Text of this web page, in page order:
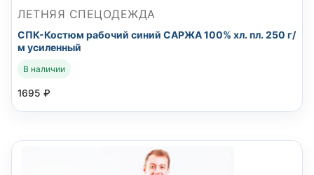
ЛЕТНЯЯ СПЕЦОДЕЖДА
СПК-Костюм рабочий синий САРЖА 100% хл. пл. 250 г/
м усиленный
В наличии
1695 ₽